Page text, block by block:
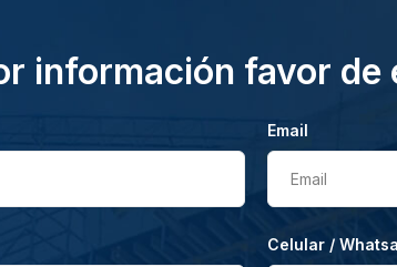
información favor de
Email
Email
Celular /